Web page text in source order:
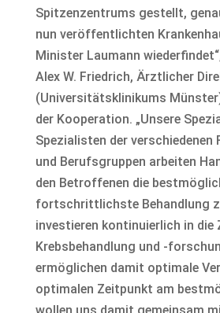
Spitzenzentrums gestellt,
nun veröffentlichten
Minister Laumann
Alex W. Friedrich, Ärztlicher
(Universitätsklinikums
der Kooperation. „Unsere
Spezialisten der verschiedenen
und Berufsgruppen arbeiten
den Betroffenen die
fortschrittlichste Behandlung
investieren kontinuierlich in die
Krebsbehandlung und -
ermöglichen damit optimale
optimalen Zeitpunkt am